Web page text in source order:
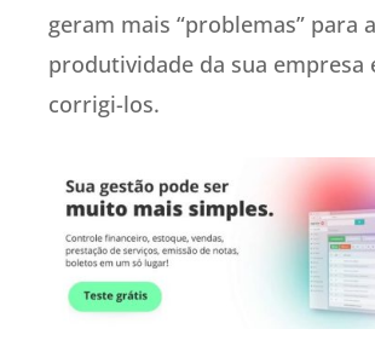
geram mais “problemas” para a
produtividade da sua empresa
corrigi-los.